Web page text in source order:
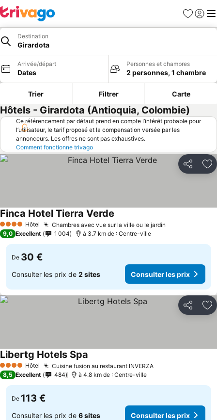
Favoris
Se
Destination
Girardota
Arrivée/départ
Dates
Personnes et chambres
2 personnes, 1 chambre
Trier Filtrer Carte
Hôtels - Girardota (Antioquia, Colombie)
Ce référencement par défaut prend en compte l’intérêt probable pour
l’utilisateur, le tarif proposé et la compensation versée par les
annonceurs. Les offres ne sont pas exhaustives.
Comment fonctionne trivago
Partager
4 Étoiles Hôtel Chambres avec vue sur la ville ou le jardin
Finca Hotel Tierra Verde
9,0 Excellent 1 004 à 3.7 km de : Centre-ville
De 30 €
Consulter les prix de 2 sites Consulter les prix
Partager
4 Étoiles Hôtel Cuisine fusion au restaurant INVERZA
Libertg Hotels Spa
8,5 Excellent 484 à 4.8 km de : Centre-ville
De 113 €
Consulter les prix de 6 sites Consulter les prix